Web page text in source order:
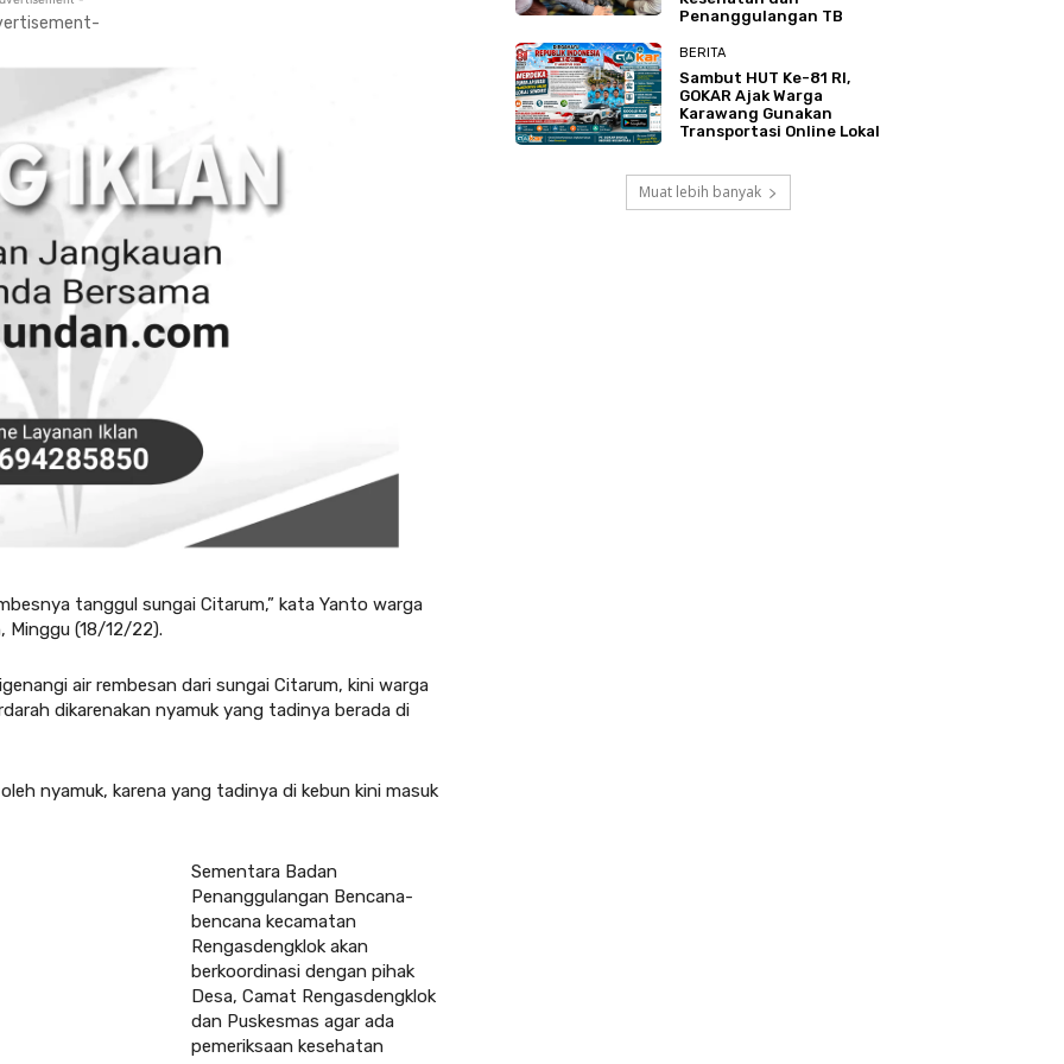
tanggul sungai Citarum,” kata Yanto warga
Minggu (18/12/22).
air rembesan dari sungai Citarum, kini warga
dikarenakan nyamuk yang tadinya berada di
nyamuk, karena yang tadinya di kebun kini masuk
Sementara Badan
Penanggulangan Bencana-
bencana kecamatan
Rengasdengklok akan
berkoordinasi dengan pihak
Desa, Camat Rengasdengklok
dan Puskesmas agar ada
pemeriksaan kesehatan
Penanggulangan TB
BERITA
Sambut HUT Ke-81 RI,
GOKAR Ajak Warga
Karawang Gunakan
Transportasi Online Lokal
Muat lebih banyak